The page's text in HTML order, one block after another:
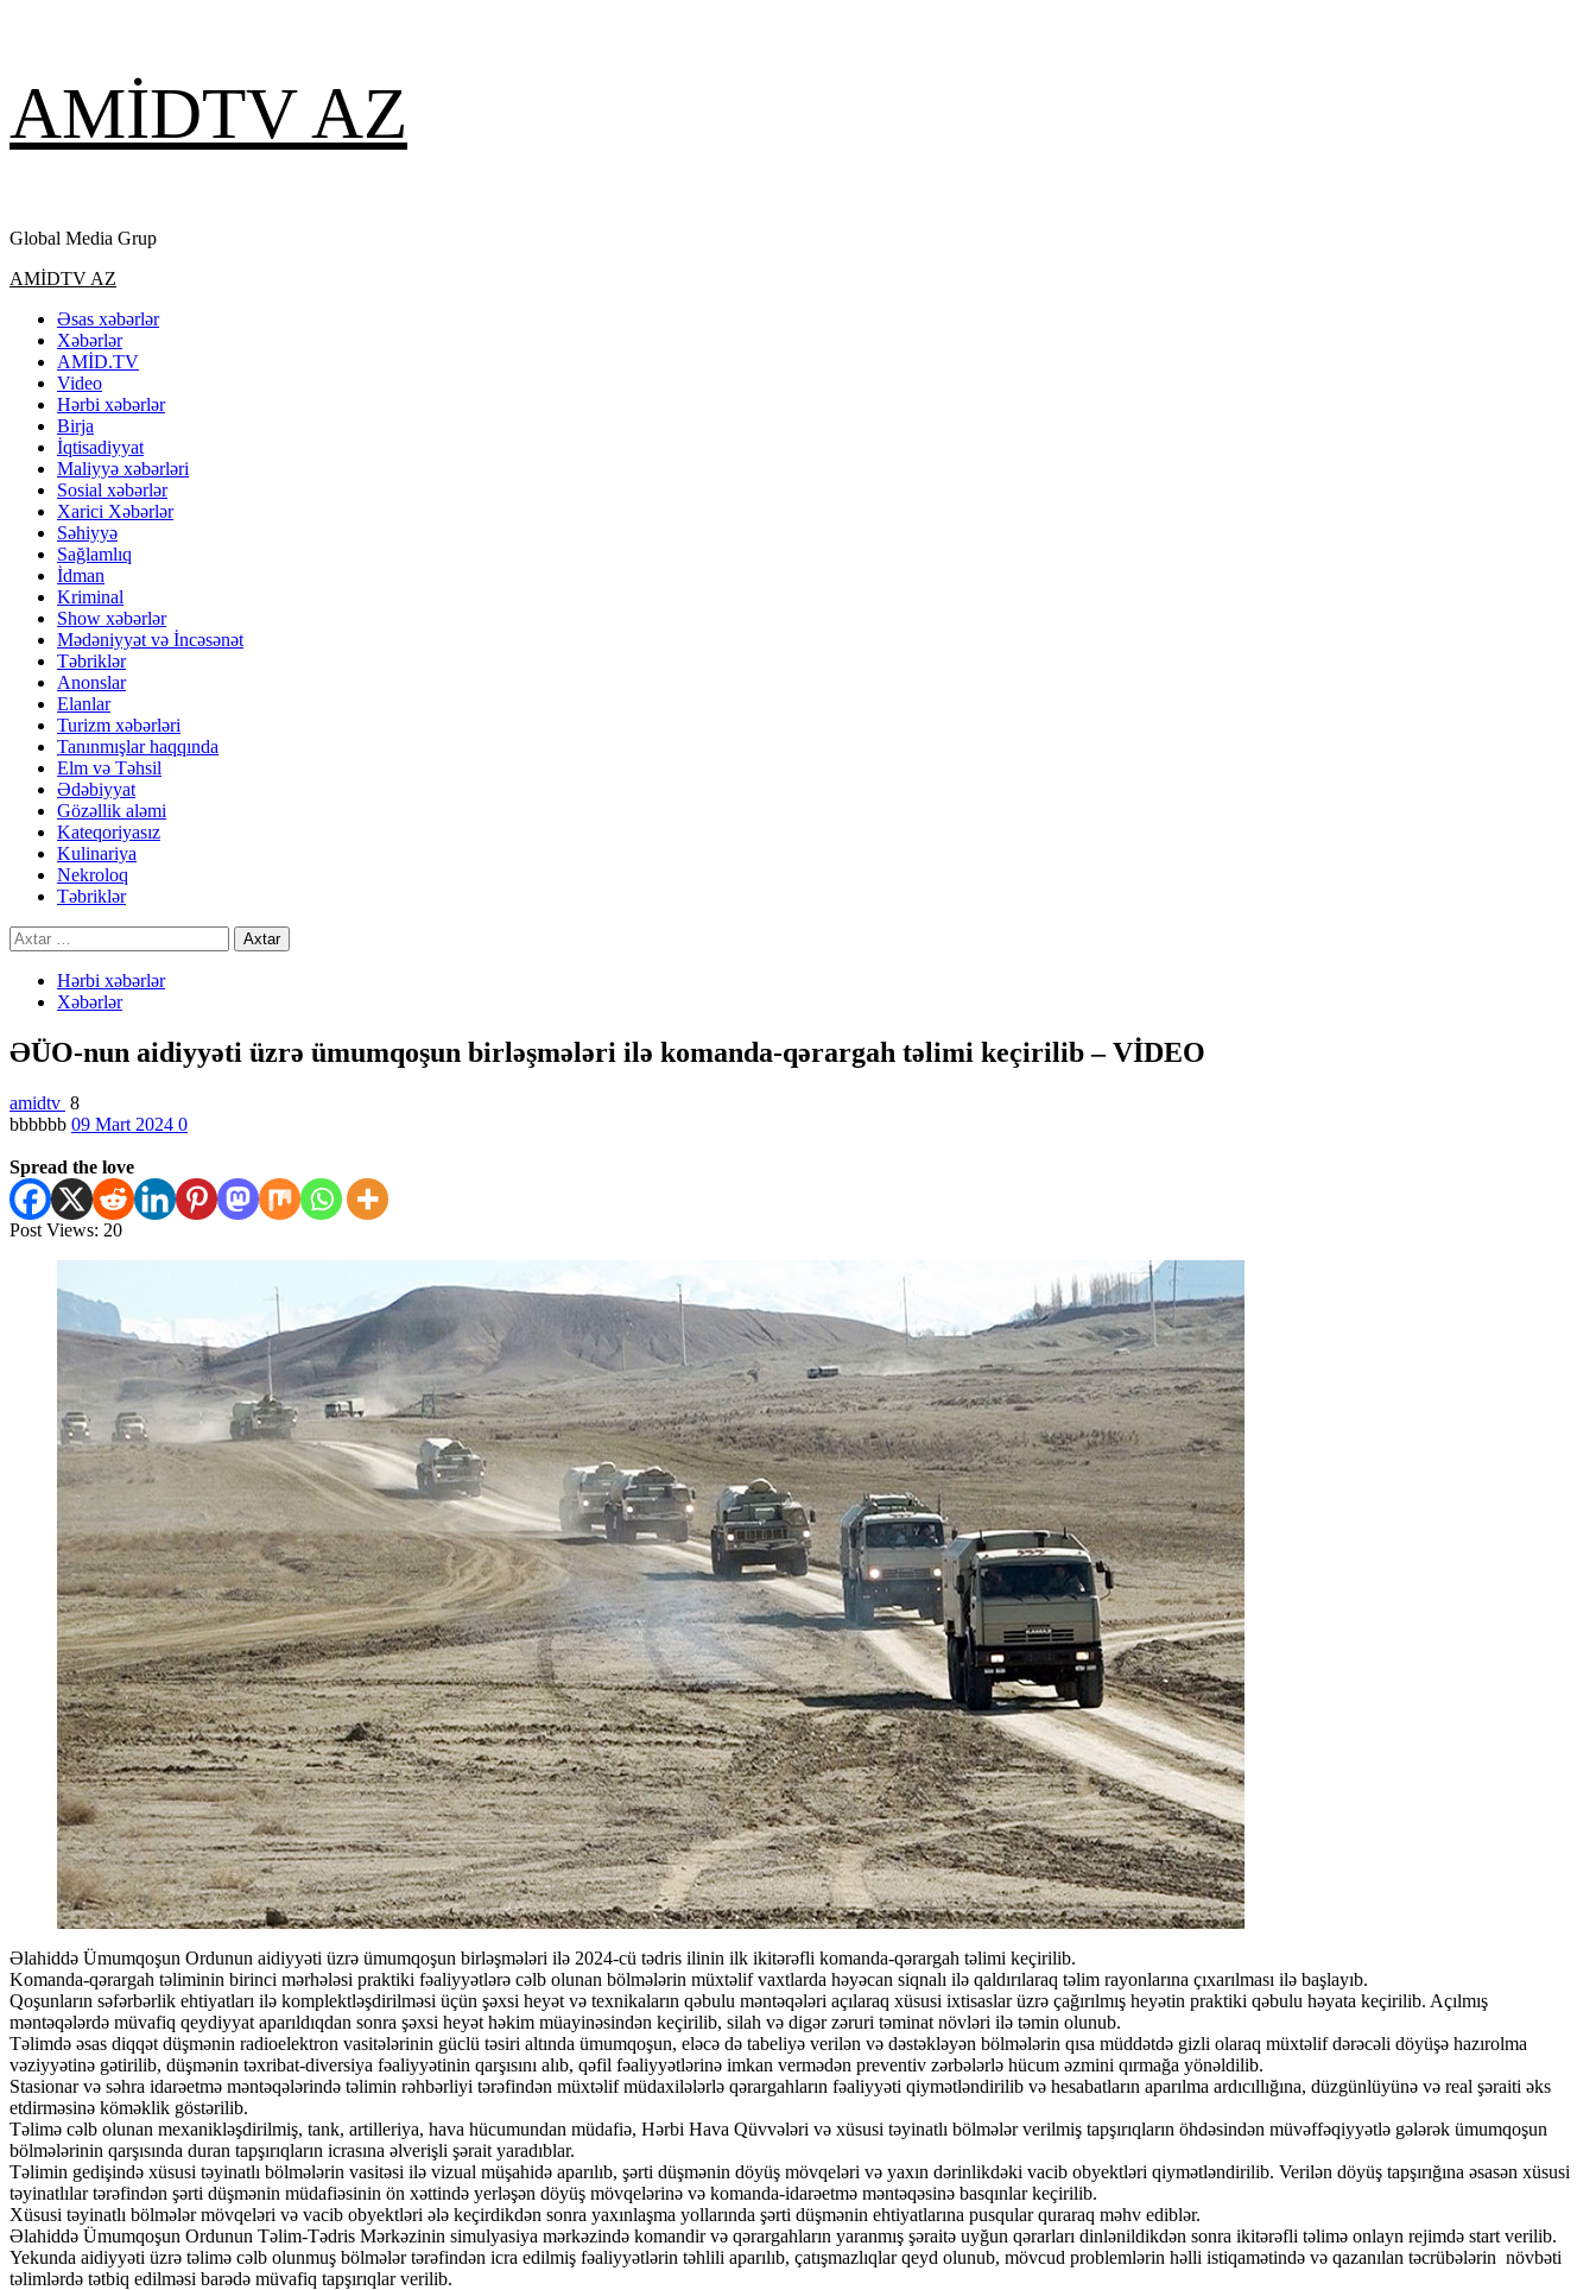
content
AMİDTV AZ
Global Media Grup
Primary
AMİDTV AZ
Əsas xəbərlər
Xəbərlər
AMİD.TV
Video
Hərbi xəbərlər
Birja
İqtisadiyyat
Maliyyə xəbərləri
Sosial xəbərlər
Xarici Xəbərlər
Səhiyyə
Sağlamlıq
İdman
Kriminal
Show xəbərlər
Mədəniyyət və İncəsənət
Təbriklər
Anonslar
Elanlar
Turizm xəbərləri
Tanınmışlar haqqında
Elm və Təhsil
Ədəbiyyat
Gözəllik aləmi
Kateqoriyasız
Kulinariya
Nekroloq
Təbriklər
Axtarış:
Hərbi xəbərlər
Xəbərlər
ƏÜO-nun aidiyyəti üzrə ümumqoşun birləşmələri ilə komanda-qərargah təlimi keçirilib – VİDEO
amidtv 8
bbbbbb 09 Mart 2024 0
Spread the love
Post Views: 20
Əlahiddə Ümumqoşun Ordunun aidiyyəti üzrə ümumqoşun birləşmələri ilə 2024-cü tədris ilinin ilk ikitərəfli komanda-qərargah təlimi keçirilib.
Komanda-qərargah təliminin birinci mərhələsi praktiki fəaliyyətlərə cəlb olunan bölmələrin müxtəlif vaxtlarda həyəcan siqnalı ilə qaldırılaraq təlim rayonlarına çıxarılması ilə başlayıb.
Qoşunların səfərbərlik ehtiyatları ilə komplektləşdirilməsi üçün şəxsi heyət və texnikaların qəbulu məntəqələri açılaraq xüsusi ixtisaslar üzrə çağırılmış heyətin praktiki qəbulu həyata keçirilib. Açılmış
məntəqələrdə müvafiq qeydiyyat aparıldıqdan sonra şəxsi heyət həkim müayinəsindən keçirilib, silah və digər zəruri təminat növləri ilə təmin olunub.
Təlimdə əsas diqqət düşmənin radioelektron vasitələrinin güclü təsiri altında ümumqoşun, eləcə də tabeliyə verilən və dəstəkləyən bölmələrin qısa müddətdə gizli olaraq müxtəlif dərəcəli döyüşə hazırolma
vəziyyətinə gətirilib, düşmənin təxribat-diversiya fəaliyyətinin qarşısını alıb, qəfil fəaliyyətlərinə imkan vermədən preventiv zərbələrlə hücum əzmini qırmağa yönəldilib.
Stasionar və səhra idarəetmə məntəqələrində təlimin rəhbərliyi tərəfindən müxtəlif müdaxilələrlə qərargahların fəaliyyəti qiymətləndirilib və hesabatların aparılma ardıcıllığına, düzgünlüyünə və real şəraiti əks
etdirməsinə köməklik göstərilib.
Təlimə cəlb olunan mexanikləşdirilmiş, tank, artilleriya, hava hücumundan müdafiə, Hərbi Hava Qüvvələri və xüsusi təyinatlı bölmələr verilmiş tapşırıqların öhdəsindən müvəffəqiyyətlə gələrək ümumqoşun
bölmələrinin qarşısında duran tapşırıqların icrasına əlverişli şərait yaradıblar.
Təlimin gedişində xüsusi təyinatlı bölmələrin vasitəsi ilə vizual müşahidə aparılıb, şərti düşmənin döyüş mövqeləri və yaxın dərinlikdəki vacib obyektləri qiymətləndirilib. Verilən döyüş tapşırığına əsasən xüsusi
təyinatlılar tərəfindən şərti düşmənin müdafiəsinin ön xəttində yerləşən döyüş mövqelərinə və komanda-idarəetmə məntəqəsinə basqınlar keçirilib.
Xüsusi təyinatlı bölmələr mövqeləri və vacib obyektləri ələ keçirdikdən sonra yaxınlaşma yollarında şərti düşmənin ehtiyatlarına pusqular quraraq məhv ediblər.
Əlahiddə Ümumqoşun Ordunun Təlim-Tədris Mərkəzinin simulyasiya mərkəzində komandir və qərargahların yaranmış şəraitə uyğun qərarları dinlənildikdən sonra ikitərəfli təlimə onlayn rejimdə start verilib.
Yekunda aidiyyəti üzrə təlimə cəlb olunmuş bölmələr tərəfindən icra edilmiş fəaliyyətlərin təhlili aparılıb, çatışmazlıqlar qeyd olunub, mövcud problemlərin həlli istiqamətində və qazanılan təcrübələrin növbəti
təlimlərdə tətbiq edilməsi barədə müvafiq tapşırıqlar verilib.